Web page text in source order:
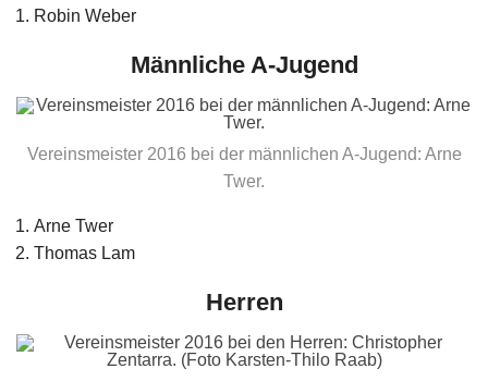
Robin Weber
Männliche A-Jugend
Vereinsmeister 2016 bei der männlichen A-Jugend: Arne
Twer.
Arne Twer
Thomas Lam
Herren